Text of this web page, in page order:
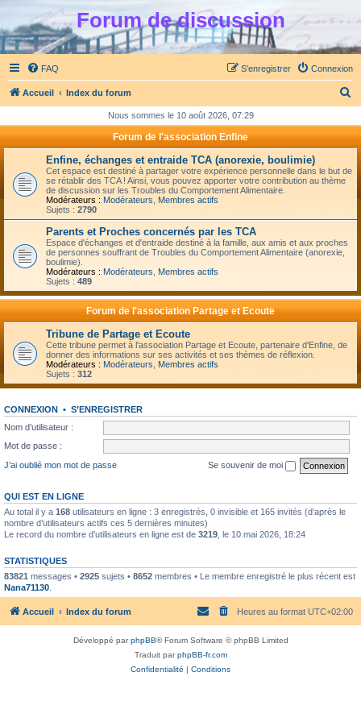
Forum de discussion
FAQ Connexion
S’enregistrer
Accueil Index du forum
h
Nous sommes le 10 août 2026, 07:29
Forum de l'association Enfine
Enfine, échanges et entraide TCA (anorexie, boulimie)
Cet espace est destiné à partager votre expérience personnelle dans le but de
se rétablir des TCA ! Ainsi, vous pouvez apporter votre contribution au thème
de discussion sur les Troubles du Comportement Alimentaire.
Modérateurs : Modérateurs
Membres actifs
Sujets : 2790
Parents et Proches concernés par les TCA
Espace d'échanges et d'entraide destiné à la famille, aux amis et aux proches
de personnes souffrant de Troubles du Comportement Alimentaire (anorexie,
boulimie).
Modérateurs : Modérateurs
Membres actifs
Sujets : 489
Forum de l'association Partage et Ecoute
Tribune de Partage et Ecoute
Cette tribune permet à l'association Partage et Ecoute, partenaire d'Enfine, de
donner des informations sur ses activités et ses thèmes de réflexion.
Modérateurs : Modérateurs
Membres actifs
Sujets : 312
CONNEXION • S’ENREGISTRER
Nom d’utilisateur :
Mot de passe :
J’ai oublié mon mot de passe
Se souvenir de moi
QUI EST EN LIGNE
Au total il y a 168 utilisateurs en ligne : 3 enregistrés, 0 invisible et 165 invités (d’après le
nombre d’utilisateurs actifs ces 5 dernières minutes)
Le record du nombre d’utilisateurs en ligne est de 3219 , le 10 mai 2026, 18:24
STATISTIQUES
83821 messages • 2925 sujets • 8652 membres • Le membre enregistré le plus récent est
Nana71130
Accueil Index du forum Heures au format UTC+02:00
Développé parphpBB® Forum Software © phpBB Limited
Traduit parphpBB-fr.com
Confidentialité | Conditions